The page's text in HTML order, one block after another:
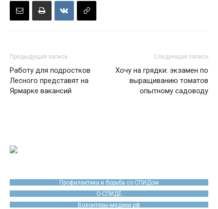
Предыдущая запись
Работу для подростков
Лесного представят на
Ярмарке вакансий
Следующая запись
Хочу на грядки: экзамен по
выращиванию томатов
опытному садоводу
Профилактика и борьба со СПИДом
О-СПИДЕ
Волонтеры-медики.рф